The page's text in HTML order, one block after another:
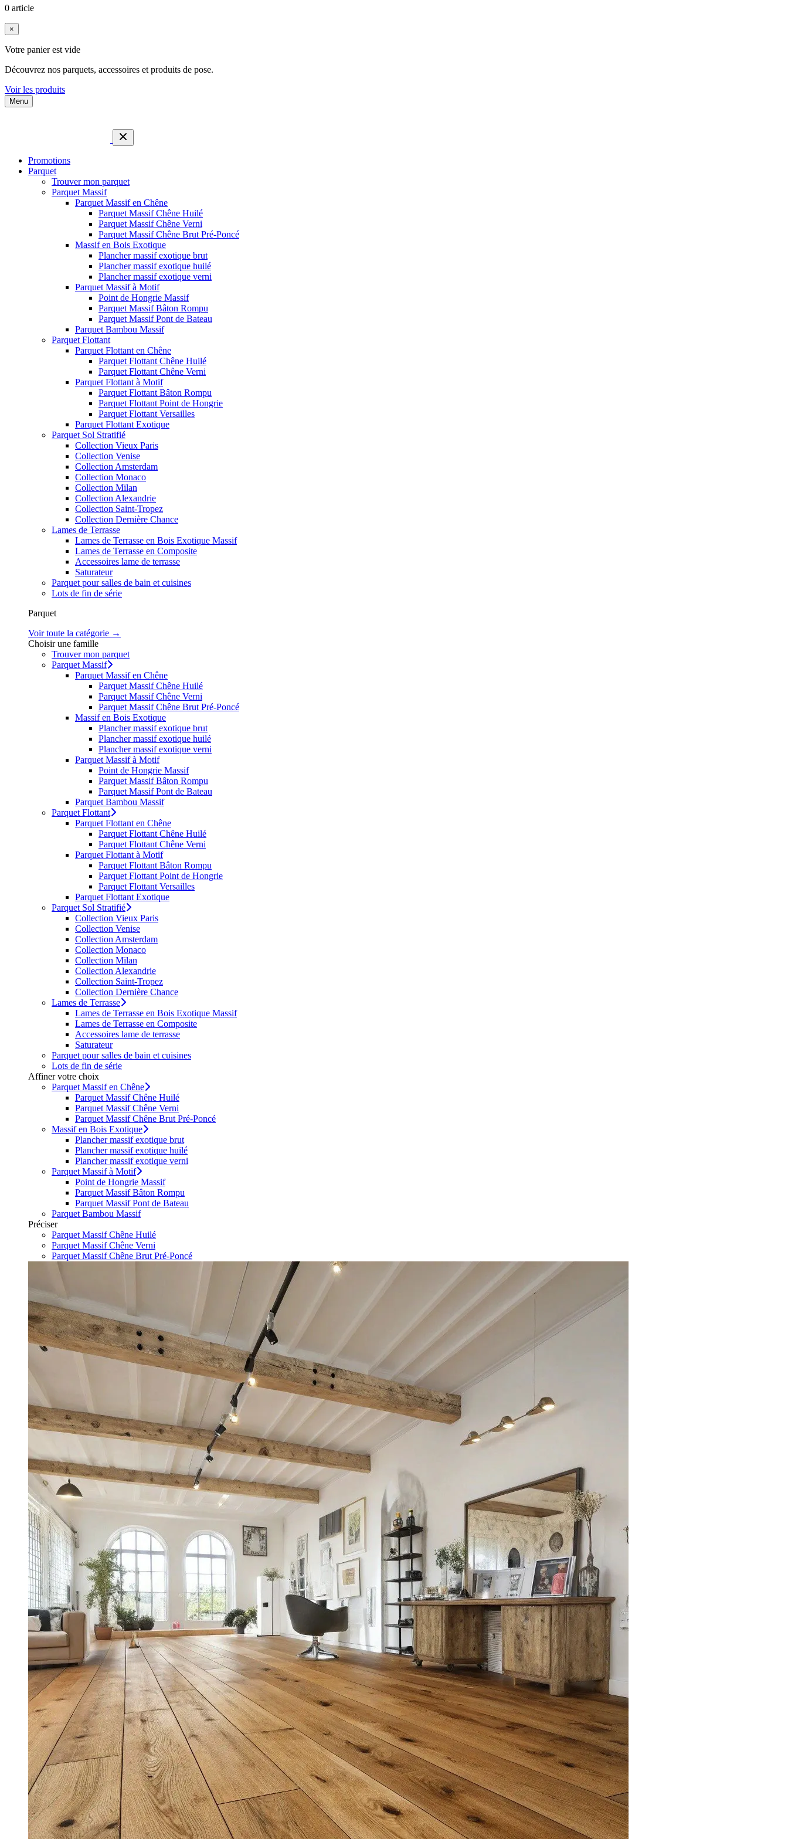
0 article
×
Votre panier est vide
Découvrez nos parquets, accessoires et produits de pose.
Voir les produits
Menu
Promotions
Parquet
Trouver mon parquet
Parquet Massif
Parquet Massif en Chêne
Parquet Massif Chêne Huilé
Parquet Massif Chêne Verni
Parquet Massif Chêne Brut Pré-Poncé
Massif en Bois Exotique
Plancher massif exotique brut
Plancher massif exotique huilé
Plancher massif exotique verni
Parquet Massif à Motif
Point de Hongrie Massif
Parquet Massif Bâton Rompu
Parquet Massif Pont de Bateau
Parquet Bambou Massif
Parquet Flottant
Parquet Flottant en Chêne
Parquet Flottant Chêne Huilé
Parquet Flottant Chêne Verni
Parquet Flottant à Motif
Parquet Flottant Bâton Rompu
Parquet Flottant Point de Hongrie
Parquet Flottant Versailles
Parquet Flottant Exotique
Parquet Sol Stratifié
Collection Vieux Paris
Collection Venise
Collection Amsterdam
Collection Monaco
Collection Milan
Collection Alexandrie
Collection Saint-Tropez
Collection Dernière Chance
Lames de Terrasse
Lames de Terrasse en Bois Exotique Massif
Lames de Terrasse en Composite
Accessoires lame de terrasse
Saturateur
Parquet pour salles de bain et cuisines
Lots de fin de série
Parquet
Voir toute la catégorie →
Choisir une famille
Trouver mon parquet
Parquet Massif
Parquet Massif en Chêne
Parquet Massif Chêne Huilé
Parquet Massif Chêne Verni
Parquet Massif Chêne Brut Pré-Poncé
Massif en Bois Exotique
Plancher massif exotique brut
Plancher massif exotique huilé
Plancher massif exotique verni
Parquet Massif à Motif
Point de Hongrie Massif
Parquet Massif Bâton Rompu
Parquet Massif Pont de Bateau
Parquet Bambou Massif
Parquet Flottant
Parquet Flottant en Chêne
Parquet Flottant Chêne Huilé
Parquet Flottant Chêne Verni
Parquet Flottant à Motif
Parquet Flottant Bâton Rompu
Parquet Flottant Point de Hongrie
Parquet Flottant Versailles
Parquet Flottant Exotique
Parquet Sol Stratifié
Collection Vieux Paris
Collection Venise
Collection Amsterdam
Collection Monaco
Collection Milan
Collection Alexandrie
Collection Saint-Tropez
Collection Dernière Chance
Lames de Terrasse
Lames de Terrasse en Bois Exotique Massif
Lames de Terrasse en Composite
Accessoires lame de terrasse
Saturateur
Parquet pour salles de bain et cuisines
Lots de fin de série
Affiner votre choix
Parquet Massif en Chêne
Parquet Massif Chêne Huilé
Parquet Massif Chêne Verni
Parquet Massif Chêne Brut Pré-Poncé
Massif en Bois Exotique
Plancher massif exotique brut
Plancher massif exotique huilé
Plancher massif exotique verni
Parquet Massif à Motif
Point de Hongrie Massif
Parquet Massif Bâton Rompu
Parquet Massif Pont de Bateau
Parquet Bambou Massif
Préciser
Parquet Massif Chêne Huilé
Parquet Massif Chêne Verni
Parquet Massif Chêne Brut Pré-Poncé